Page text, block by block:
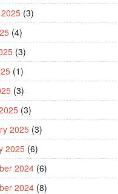
(3)
(4)
(3)
(1)
(3)
(3)
2025 (3)
2025 (6)
2024 (6)
2024 (8)